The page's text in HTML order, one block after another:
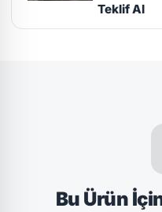
Teklif Al
Bu Ürün